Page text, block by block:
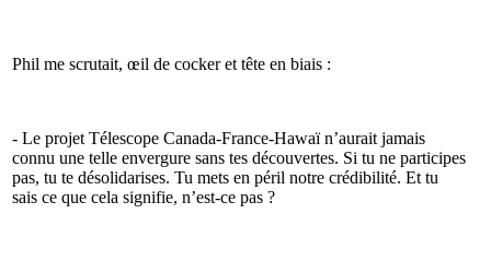
Phil me scrutait, œil de cocker et tête en biais :
- Le projet Télescope Canada-France-Hawaï n’aurait jamais
connu une telle envergure sans tes découvertes. Si tu ne participes
pas, tu te désolidarises. Tu mets en péril notre crédibilité. Et tu
sais ce que cela signifie, n’est-ce pas ?